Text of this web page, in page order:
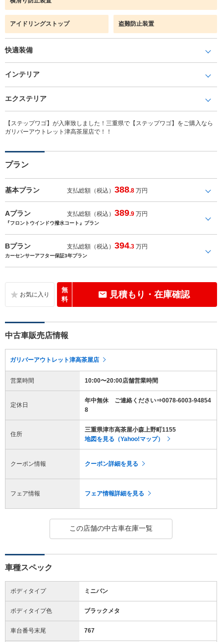
アイドリングストップ 盗難防止装置
快適装備
インテリア
エクステリア
【ステップワゴ】が入庫致しました！三重県で【ステップワゴ】をご購入なら
ガリバーアウトレット津高茶屋店で！！
プラン
基本プラン 支払総額（税込）388.8 万円
Aプラン 支払総額（税込）389.9 万円
『フロントウインドウ撥水コート』プラン
Bプラン 支払総額（税込）394.3 万円
カーセンサーアフター保証3年プラン
無
料
見積もり・在庫確認
中古車販売店情報
ガリバーアウトレット津高茶屋店
営業時間 10:00〜20:00店舗営業時間
定休日
年中無休 ご連絡ください⇒0078-6003-94854
8
住所
三重県津市高茶屋小森上野町1155
地図を見る（Yahoo!マップ）
クーポン情報 クーポン詳細を見る
フェア情報 フェア情報詳細を見る
この店舗の中古車在庫一覧
車種スペック
ボディタイプ ミニバン
ボディタイプ色 ブラックメタ
車台番号末尾 767